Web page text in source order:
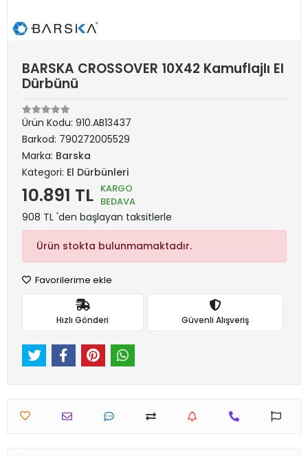
BARSKA CROSSOVER 10X42 Kamuflajlı El
Dürbünü
Ürün Kodu: 910.AB13437
Barkod: 790272005529
Marka: Barska
Kategori: El Dürbünleri
10.891 TL KARGO
BEDAVA
908 TL 'den başlayan taksitlerle
Ürün stokta bulunmamaktadır.
Favorilerime ekle
Hızlı Gönderi Güvenli Alışveriş